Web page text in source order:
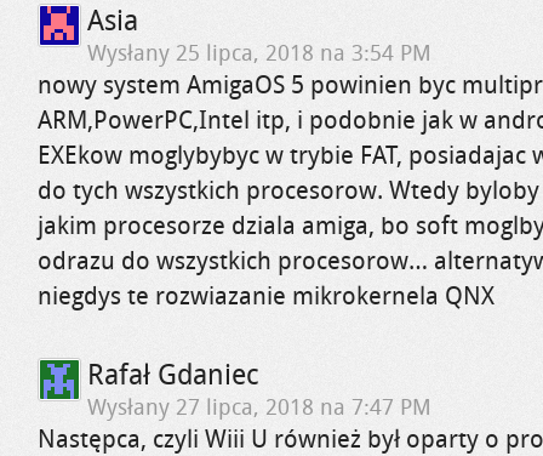
Asia
Wysłany 25 lipca, 2018 na 3:54 PM
nowy system AmigaOS 5 powinien byc
ARM,PowerPC,Intel itp, i podobnie jak w
EXEkow moglybybyc w trybie FAT,
do tych wszystkich procesorow. Wtedy
jakim procesorze dziala amiga, bo soft
odrazu do wszystkich procesorow…
niegdys te rozwiazanie mikrokernela QNX
Rafał Gdaniec
Wysłany 27 lipca, 2018 na 7:47 PM
Następca, czyli Wiii U również był oparty o